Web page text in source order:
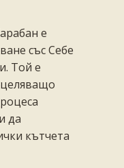
е
със Себе
Той е
да
кътчета